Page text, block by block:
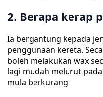
2. Berapa kerap
Ia bergantung kepada
penggunaan kereta.
boleh melakukan wax
lagi mudah melurut
mula berkurang.